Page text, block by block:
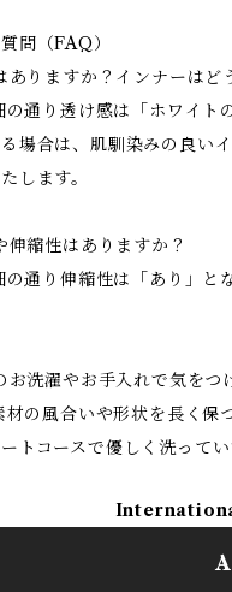
問（FAQ）
ありますか？インナーはど
通り透け感は「ホワイト
場合は、肌馴染みの良い
します。
伸縮性はありますか？
通り伸縮性は「あり」と
お洗濯やお手入れで気をつ
の風合いや形状を長く保
トコースで優しく洗って